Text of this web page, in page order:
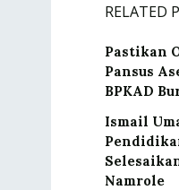
RELATED
Pastikan
Pansus
BPKAD
Ismail
Namrole